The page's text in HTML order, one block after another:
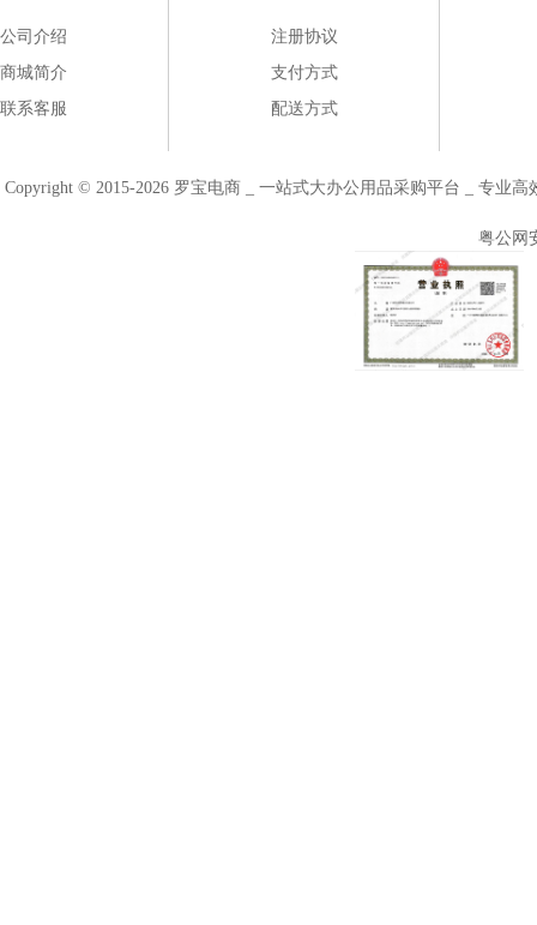
公司介绍
商城简介
联系客服
注册协议
支付方式
配送方式
Copyright © 2015-2026 罗宝电商 _ 一站式大办公用品采购平台 _ 专业
粤公网